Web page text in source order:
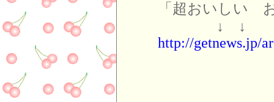
「超おいしい
↓ ↓
http://getnews.jp/